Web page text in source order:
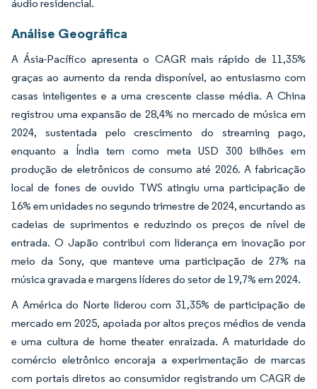
áudio residencial.
Análise Geográfica
A Ásia-Pacífico apresenta o CAGR mais rápido de 11,35%
graças ao aumento da renda disponível, ao entusiasmo com
casas inteligentes e a uma crescente classe média. A China
registrou uma expansão de 28,4% no mercado de música em
2024, sustentada pelo crescimento do streaming pago,
enquanto a Índia tem como meta USD 300 bilhões em
produção de eletrônicos de consumo até 2026. A fabricação
local de fones de ouvido TWS atingiu uma participação de
16% em unidades no segundo trimestre de 2024, encurtando as
cadeias de suprimentos e reduzindo os preços de nível de
entrada. O Japão contribui com liderança em inovação por
meio da Sony, que manteve uma participação de 27% na
música gravada e margens líderes do setor de 19,7% em 2024.
A América do Norte liderou com 31,35% de participação de
mercado em 2025, apoiada por altos preços médios de venda
e uma cultura de home theater enraizada. A maturidade do
comércio eletrônico encoraja a experimentação de marcas
com portais diretos ao consumidor registrando um CAGR de